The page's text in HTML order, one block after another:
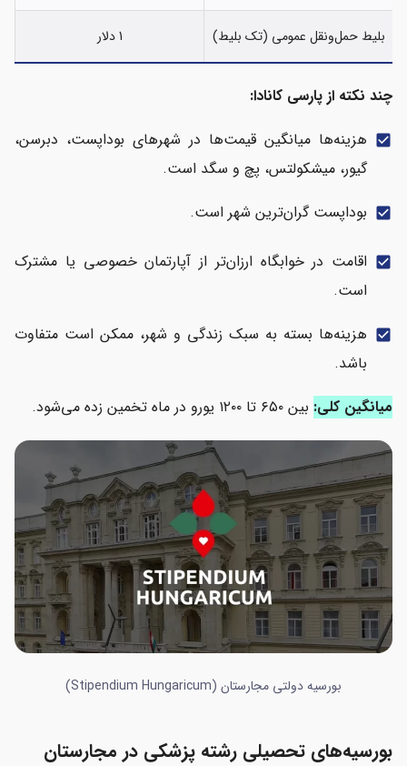
بلیط حمل‌ونقل عمومی (تک بلیط) 1 دلار
چند نکته از پارسی کانادا:
check_box هزینه‌ها میانگین قیمت‌ها در شهرهای بوداپست، دبرسن،
گیور، میشکولتس، پچ و سگد است.
check_box بوداپست گران‌ترین شهر است.
check_box اقامت در خوابگاه ارزان‌تر از آپارتمان خصوصی یا مشترک
است.
check_box هزینه‌ها بسته به سبک زندگی و شهر، ممکن است متفاوت
باشد.
میانگین کلی: بین ۶۵۰ تا ۱۲۰۰ یورو در ماه تخمین زده می‌شود.
بورسیه دولتی مجارستان (Stipendium Hungaricum)
بورسیه‌های تحصیلی رشته پزشکی در مجارستان